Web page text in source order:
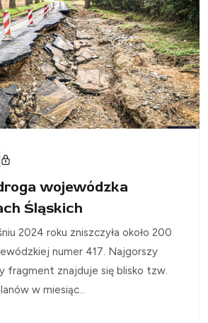
wojewódzka
Śląskich
2024 roku zniszczyła około 200
numer 417. Najgorszy
fragment znajduje się blisko tzw.
w miesiąc...